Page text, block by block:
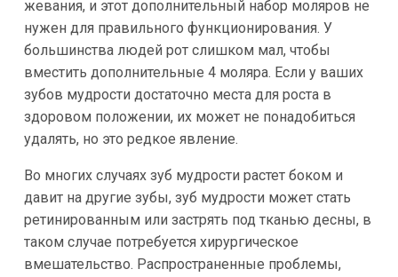
жевания, и этот дополнительный набор моляров не
нужен для правильного функционирования. У
большинства людей рот слишком мал, чтобы
вместить дополнительные 4 моляра. Если у ваших
зубов мудрости достаточно места для роста в
здоровом положении, их может не понадобиться
удалять, но это редкое явление.
Во многих случаях зуб мудрости растет боком и
давит на другие зубы, зуб мудрости может стать
ретинированным или застрять под тканью десны, в
таком случае потребуется хирургическое
вмешательство. Распространенные проблемы,